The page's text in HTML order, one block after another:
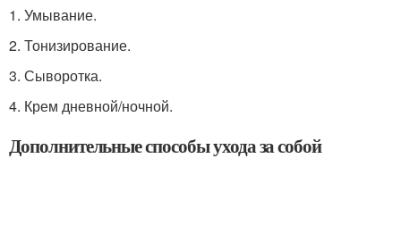
1. Умывание.
2. Тонизирование.
3. Сыворотка.
4. Крем дневной/ночной.
Дополнительные способы ухода за собой